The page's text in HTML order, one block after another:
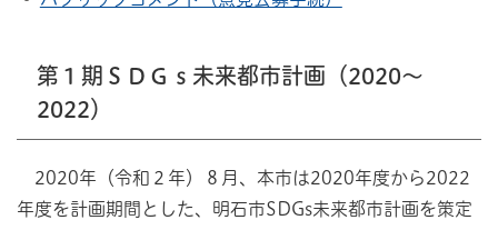
第１期ＳＤＧｓ未来都市計画（2020～
2022）
2020年（令和２年）８月、本市は2020年度から2022
年度を計画期間とした、明石市SDGs未来都市計画を策定